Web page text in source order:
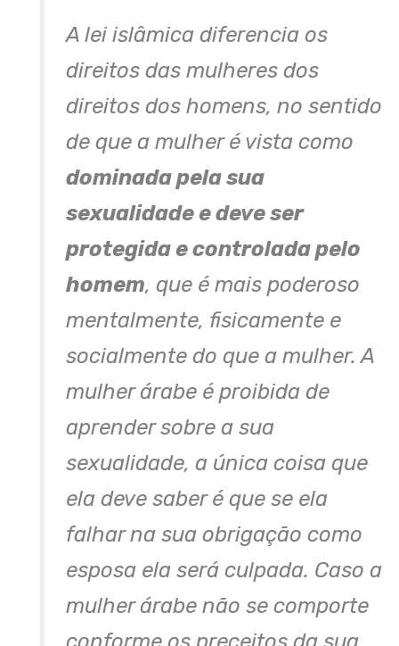
A lei islâmica diferencia os
direitos das mulheres dos
direitos dos homens, no sentido
de que a mulher é vista como
dominada pela sua
sexualidade e deve ser
protegida e controlada pelo
homem, que é mais poderoso
mentalmente, fisicamente e
socialmente do que a mulher. A
mulher árabe é proibida de
aprender sobre a sua
sexualidade, a única coisa que
ela deve saber é que se ela
falhar na sua obrigação como
esposa ela será culpada. Caso a
mulher árabe não se comporte